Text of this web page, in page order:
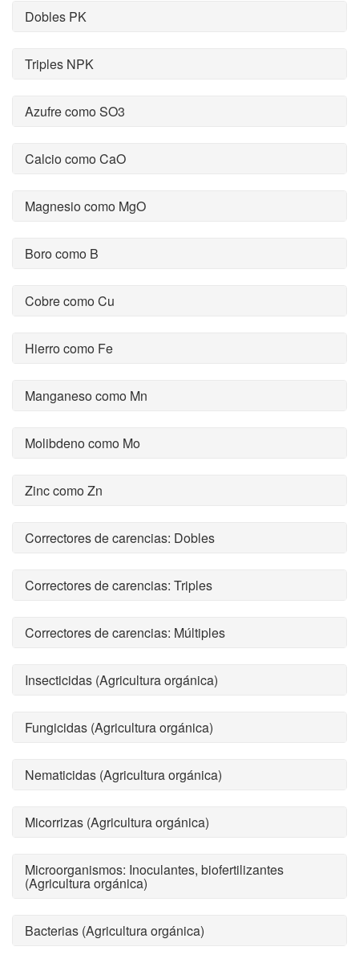
Dobles PK
Triples NPK
Azufre como SO3
Calcio como CaO
Magnesio como MgO
Boro como B
Cobre como Cu
Hierro como Fe
Manganeso como Mn
Molibdeno como Mo
Zinc como Zn
Correctores de carencias: Dobles
Correctores de carencias: Triples
Correctores de carencias: Múltiples
Insecticidas (Agricultura orgánica)
Fungicidas (Agricultura orgánica)
Nematicidas (Agricultura orgánica)
Micorrizas (Agricultura orgánica)
Microorganismos: Inoculantes, biofertilizantes
(Agricultura orgánica)
Bacterias (Agricultura orgánica)